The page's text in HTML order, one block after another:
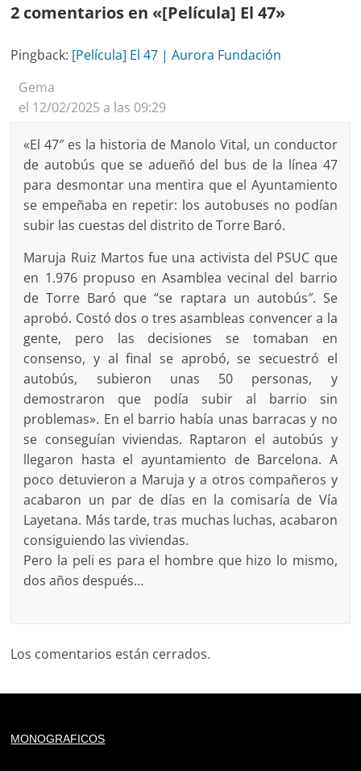
2 comentarios en «[Película] El 47»
Pingback: [Película] El 47 | Aurora Fundación
Gema
el 12/02/2025 a las 09:29
«El 47″ es la historia de Manolo Vital, un conductor
de autobús que se adueñó del bus de la línea 47
para desmontar una mentira que el Ayuntamiento
se empeñaba en repetir: los autobuses no podían
subir las cuestas del distrito de Torre Baró.
Maruja Ruiz Martos fue una activista del PSUC que
en 1.976 propuso en Asamblea vecinal del barrio
de Torre Baró que “se raptara un autobús″. Se
aprobó. Costó dos o tres asambleas convencer a la
gente, pero las decisiones se tomaban en
consenso, y al final se aprobó, se secuestró el
autobús, subieron unas 50 personas, y
demostraron que podía subir al barrio sin
problemas». En el barrio había unas barracas y no
se conseguían viviendas. Raptaron el autobús y
llegaron hasta el ayuntamiento de Barcelona. A
poco detuvieron a Maruja y a otros compañeros y
acabaron un par de días en la comisaría de Vía
Layetana. Más tarde, tras muchas luchas, acabaron
consiguiendo las viviendas.
Pero la peli es para el hombre que hizo lo mismo,
dos años después…
Los comentarios están cerrados.
MONOGRAFICOS
of type string is deprecated in